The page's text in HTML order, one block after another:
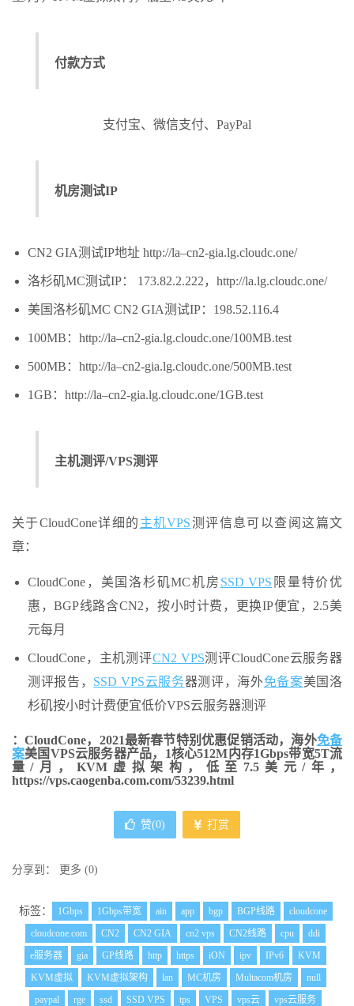
付款方式
支付宝、微信支付、PayPal
机房测试IP
CN2 GIA测试IP地址 http://la–cn2-gia.lg.cloudc.one/
洛杉矶MC测试IP： 173.82.2.222，http://la.lg.cloudc.one/
美国洛杉矶MC CN2 GIA测试IP：198.52.116.4
100MB：http://la–cn2-gia.lg.cloudc.one/100MB.test
500MB：http://la–cn2-gia.lg.cloudc.one/500MB.test
1GB：http://la–cn2-gia.lg.cloudc.one/1GB.test
主机测评/VPS测评
关于CloudCone详细的 主机VPS测评信息可以查阅这篇文
章：
CloudCone，美国洛杉矶MC机房 SSD VPS 限量特价优
惠，BGP线路含CN2，按小时计费，更换IP便宜，2.5美
元每月
CloudCone，主机测评CN2 VPS测评CloudCone云服务器
测评报告， SSD VPS云服务器测评，海外免备案美国洛
杉矶按小时计费便宜低价VPS云服务器测评
：CloudCone，2021最新春节特别优惠促销活动，海外免备
案美国VPS云服务器产品，1核心512M内存1Gbps带宽5T流
量/月，KVM虚拟架构，低至7.5美元/年，
https://vps.caogenba.com.com/53239.html
赞(0) 打赏
分享到： 更多 (0)
标签： 1Gbps 1Gbps带宽 ain app bgp BGP线路
cloudcone
cloudcone.com
CN2 CN2 GIA cn2 vps CN2线路 cpu
ddi
e服务器
gia GP线路 http https iON ipv IPv6
KVM
KVM虚拟
KVM虚拟架构 lan MC机房 Multacom机房
null
paypal
rge ssd SSD VPS tps VPS vps云
vps云服务